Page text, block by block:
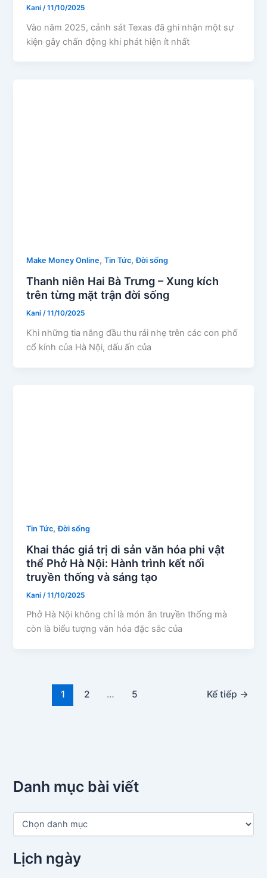
Kani /11/10/2025
Vào năm 2025, cảnh sát Texas đã ghi nhận một sự
kiện gây chấn động khi phát hiện ít nhất
Make Money Online,Tin Tức,Đời sống
Thanh niên Hai Bà Trưng – Xung kích
trên từng mặt trận đời sống
Kani/11/10/2025
Khi những tia nắng đầu thu rải nhẹ trên các con phố
cổ kính của Hà Nội, dấu ấn của
Tin Tức,Đời sống
Khai thác giá trị di sản văn hóa phi vật
thể Phở Hà Nội: Hành trình kết nối
truyền thống và sáng tạo
Kani /11/10/2025
Phở Hà Nội không chỉ là món ăn truyền thống mà
còn là biểu tượng văn hóa đặc sắc của
1 2 … 5 Kế tiếp →
Danh mục bài viết
h
m
Lịch ngày